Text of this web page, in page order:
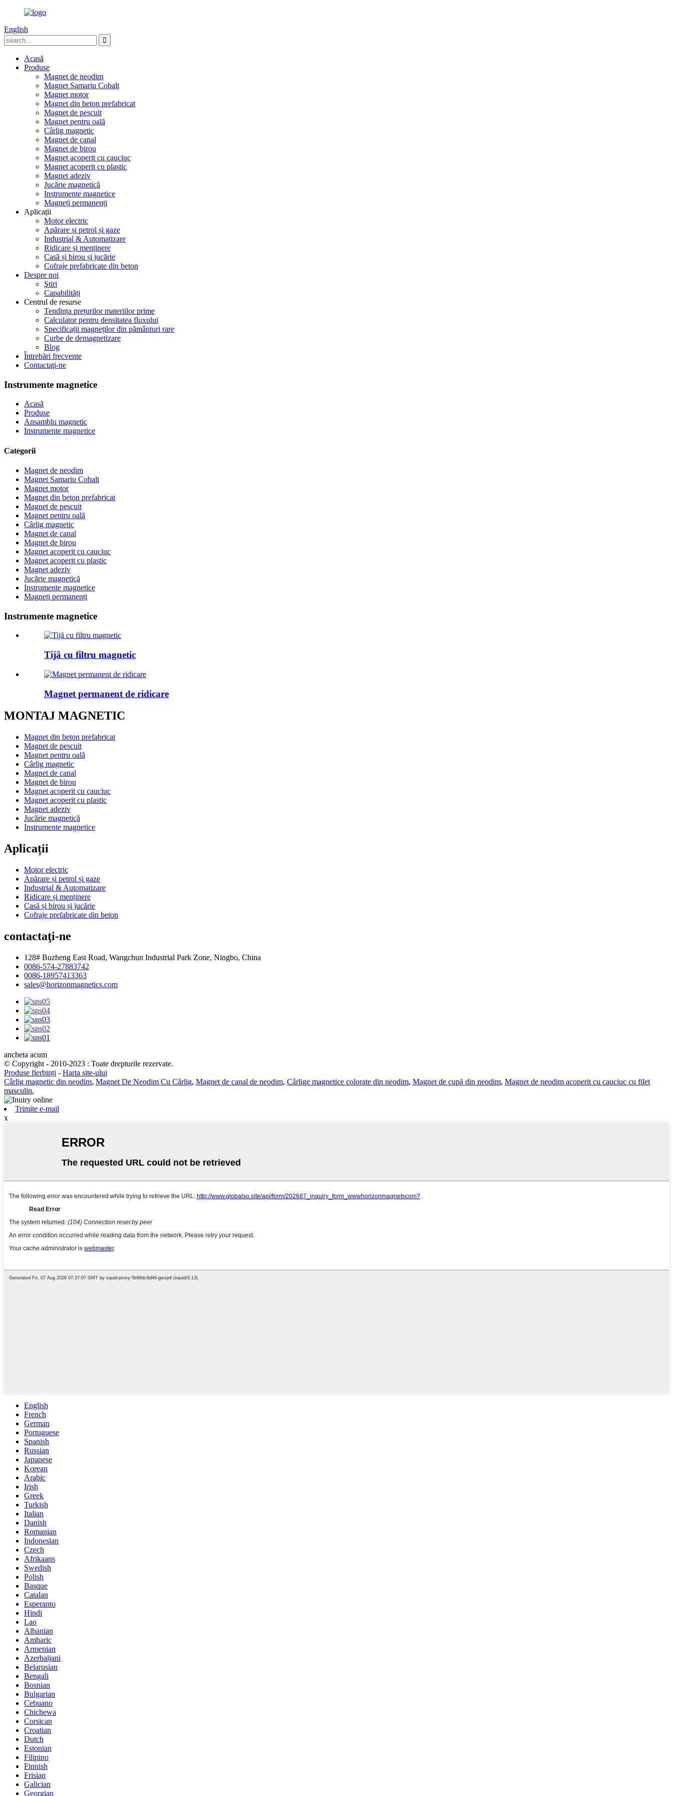
English
Acasă
Produse
Magnet de neodim
Magnet Samariu Cobalt
Magnet motor
Magnet din beton prefabricat
Magnet de pescuit
Magnet pentru oală
Cârlig magnetic
Magnet de canal
Magnet de birou
Magnet acoperit cu cauciuc
Magnet acoperit cu plastic
Magnet adeziv
Jucărie magnetică
Instrumente magnetice
Magneți permanenți
Aplicații
Motor electric
Apărare și petrol și gaze
Industrial & Automatizare
Ridicare și menținere
Casă și birou și jucărie
Cofraje prefabricate din beton
Despre noi
Ştiri
Capabilități
Centrul de resurse
Tendința prețurilor materiilor prime
Calculator pentru densitatea fluxului
Specificații magneților din pământuri rare
Curbe de demagnetizare
Blog
Întrebări frecvente
Contactaţi-ne
Instrumente magnetice
Acasă
Produse
Ansamblu magnetic
Instrumente magnetice
Categorii
Magnet de neodim
Magnet Samariu Cobalt
Magnet motor
Magnet din beton prefabricat
Magnet de pescuit
Magnet pentru oală
Cârlig magnetic
Magnet de canal
Magnet de birou
Magnet acoperit cu cauciuc
Magnet acoperit cu plastic
Magnet adeziv
Jucărie magnetică
Instrumente magnetice
Magneți permanenți
Instrumente magnetice
Tijă cu filtru magnetic
Magnet permanent de ridicare
MONTAJ MAGNETIC
Magnet din beton prefabricat
Magnet de pescuit
Magnet pentru oală
Cârlig magnetic
Magnet de canal
Magnet de birou
Magnet acoperit cu cauciuc
Magnet acoperit cu plastic
Magnet adeziv
Jucărie magnetică
Instrumente magnetice
Aplicații
Motor electric
Apărare și petrol și gaze
Industrial & Automatizare
Ridicare și menținere
Casă și birou și jucărie
Cofraje prefabricate din beton
contactaţi-ne
128# Buzheng East Road, Wangchun Industrial Park Zone, Ningbo, China
0086-574-27883742
0086-18957413363
sales@horizonmagnetics.com
ancheta acum
© Copyright - 2010-2023 : Toate drepturile rezervate.
Produse fierbinți - Harta site-ului
Cârlig magnetic din neodim, Magnet De Neodim Cu Cârlig, Magnet de canal de neodim, Cârlige magnetice colorate din neodim, Magnet de cupă din neodim, Magnet de neodim acoperit cu cauciuc cu filet
masculin,
Trimite e-mail
x
English
French
German
Portuguese
Spanish
Russian
Japanese
Korean
Arabic
Irish
Greek
Turkish
Italian
Danish
Romanian
Indonesian
Czech
Afrikaans
Swedish
Polish
Basque
Catalan
Esperanto
Hindi
Lao
Albanian
Amharic
Armenian
Azerbaijani
Belarusian
Bengali
Bosnian
Bulgarian
Cebuano
Chichewa
Corsican
Croatian
Dutch
Estonian
Filipino
Finnish
Frisian
Galician
Georgian